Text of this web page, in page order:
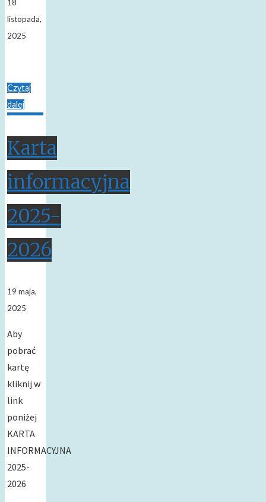
18
listopada,
2025
Czytaj
dalej
Karta
informacyjna
2025-
2026
19 maja,
2025
Aby
pobrać
kartę
kliknij w
link
poniżej
KARTA
INFORMACYJNA
2025-
2026